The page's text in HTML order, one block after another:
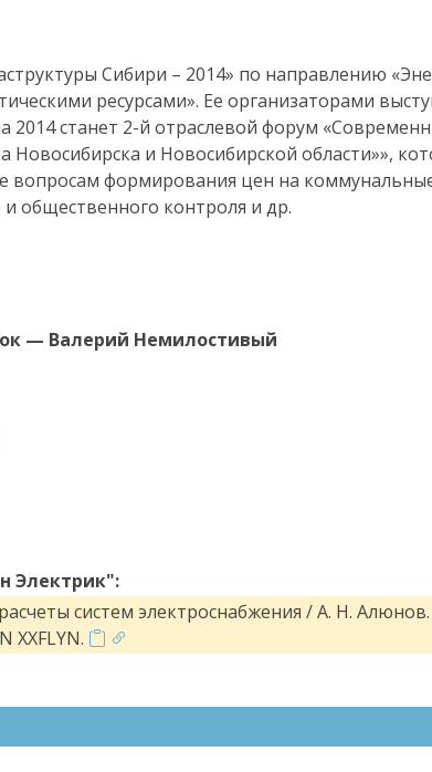
Сибири – 2014» по направлению
ресурсами». Ее организаторами
2014 станет 2-й отраслевой форум
и Новосибирской области»»,
формирования цен на
общественного контроля и др.
— Валерий Немилостивый
Электрик":
систем электроснабжения / А. Н.
XXFLYN.